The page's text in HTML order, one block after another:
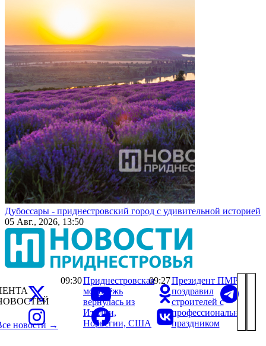
Дубоссары - приднестровский город с удивительной историей
05 Авг., 2026, 13:50
новости →
09:30Приднестровская
молодёжь
вернулась из
Италии,
Норвегии, США
09:27Президент ПМР
поздравил
строителей с
профессиональным
праздником